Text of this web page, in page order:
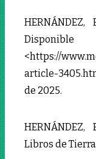
HERNÁNDEZ,
<https://
article-
de 2025.
HERNÁNDEZ,
Libros de Tierra